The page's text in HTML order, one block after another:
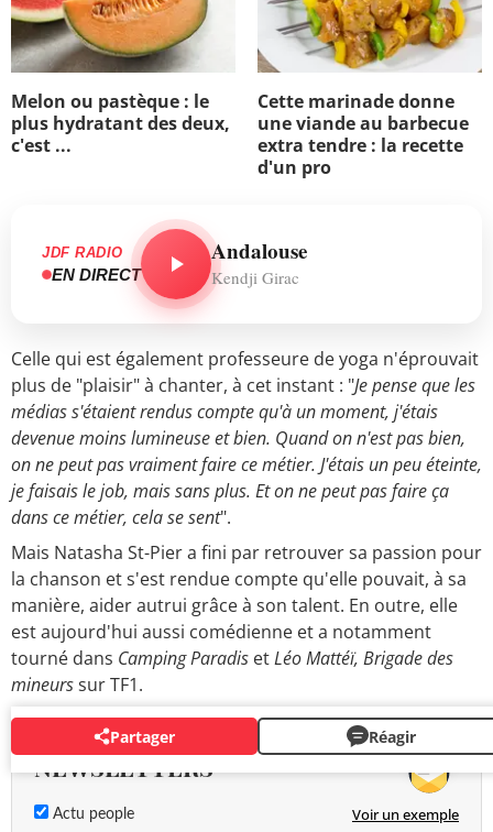
Melon ou pastèque : le
plus hydratant des deux,
c'est ...
Cette marinade donne
une viande au barbecue
extra tendre : la recette
d'un pro
JDF RADIO
EN DIRECT
Andalouse
Kendji Girac
Celle qui est également professeure de yoga n'éprouvait
plus de "plaisir" à chanter, à cet instant : "Je pense que les
médias s'étaient rendus compte qu'à un moment, j'étais
devenue moins lumineuse et bien. Quand on n'est pas bien,
on ne peut pas vraiment faire ce métier. J'étais un peu éteinte,
je faisais le job, mais sans plus. Et on ne peut pas faire ça
dans ce métier, cela se sent".
Mais Natasha St-Pier a fini par retrouver sa passion pour
la chanson et s'est rendue compte qu'elle pouvait, à sa
manière, aider autrui grâce à son talent. En outre, elle
est aujourd'hui aussi comédienne et a notamment
tourné dans Camping Paradis etLéo Mattéï, Brigade des
mineurssur TF1.
Partager Réagir
NEWSLETTERS
Actu people Voir un exemple